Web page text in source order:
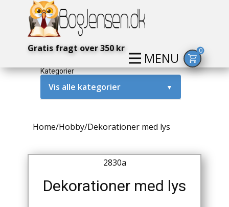
MENU
Gratis fragt over 350 kr 0
Kategorier
Vis alle kategorier ▼
Amerika / USA
Anden Verdenskrig
Antikke / Specielle Bøger
Home/Hobby/Dekorationer med lys
2830a
Dekorationer med lys